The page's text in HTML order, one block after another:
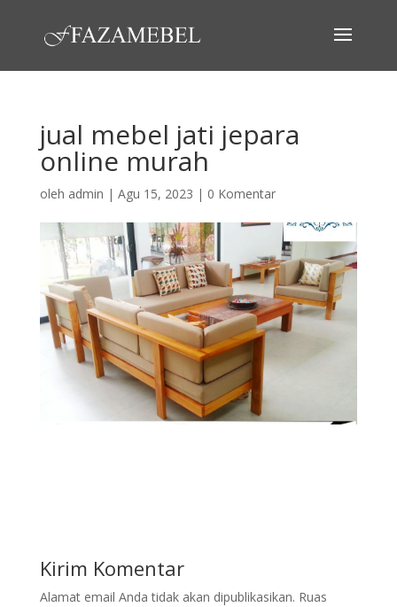
jual mebel jati jepara
online murah
oleh admin | Agu 15, 2023 | 0 Komentar
Kirim Komentar
Alamat email Anda tidak akan dipublikasikan. Ruas